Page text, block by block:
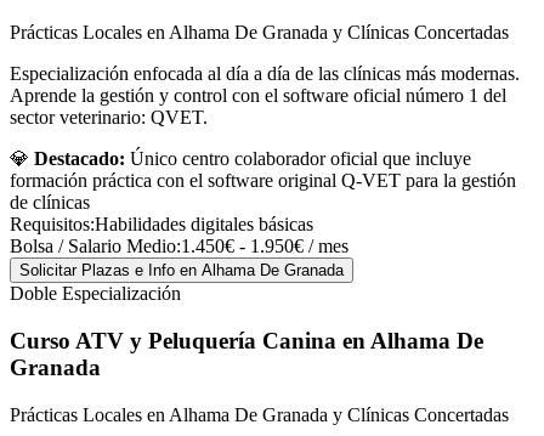
Prácticas Locales en Alhama De Granada y Clínicas Concertadas
Especialización enfocada al día a día de las clínicas más modernas.
Aprende la gestión y control con el software oficial número 1 del
sector veterinario: QVET.
💎 Destacado: Único centro colaborador oficial que incluye
formación práctica con el software original Q-VET para la gestión
de clínicas
Requisitos:Habilidades digitales básicas
Bolsa / Salario Medio:1.450€ - 1.950€ / mes
Solicitar Plazas e Info en Alhama De Granada
Doble Especialización
Curso ATV y Peluquería Canina en Alhama De
Granada
Prácticas Locales en Alhama De Granada y Clínicas Concertadas